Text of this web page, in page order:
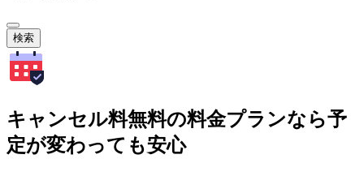
検索
キャンセル料無料の料金プランなら予
定が変わっても安心